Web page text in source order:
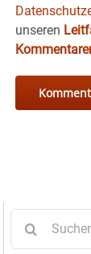
unseren
nach: